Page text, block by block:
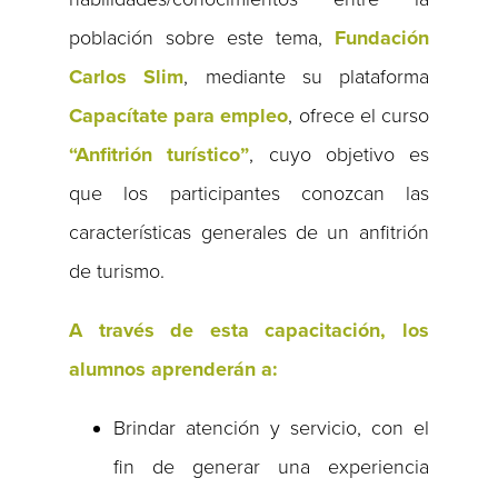
población sobre este tema, Fundación
Carlos Slim, mediante su plataforma
Capacítate para empleo, ofrece el curso
“Anfitrión turístico”, cuyo objetivo es
que los participantes conozcan las
características generales de un anfitrión
de turismo.
A través de esta capacitación, los
alumnos aprenderán a:
Brindar atención y servicio, con el
fin de generar una experiencia